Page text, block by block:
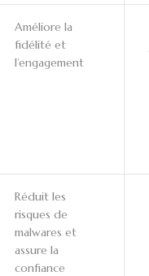
Améliore la
fidélité et
l’engagement
Réduit les
risques de
malwares et
assure la
confiance